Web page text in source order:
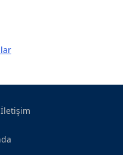
İletişim